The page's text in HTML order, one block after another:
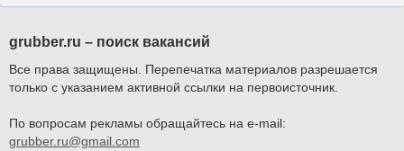
grubber.ru – поиск вакансий
Все права защищены. Перепечатка материалов разрешается
только с указанием активной ссылки на первоисточник.
По вопросам рекламы обращайтесь на e-mail:
grubber.ru@gmail.com